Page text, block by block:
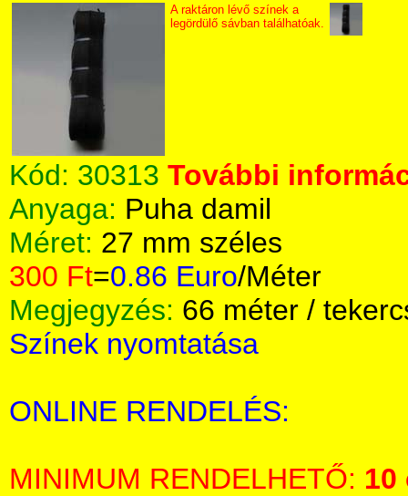
A raktáron lévő színek a
legördülő sávban találhatóak.
Kód: 30313 További
Anyaga: Puha damil
Méret: 27 mm széles
300 Ft=0.86 Euro/Méter
Megjegyzés: 66 méter /
Színek nyomtatása
ONLINE RENDELÉS:
MINIMUM RENDELHETŐ: 10